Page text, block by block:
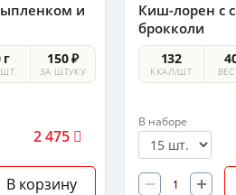
и
г 150 ₽
ЗА ШТУКУ
2 475
В корзину
Киш-лорен с
брокколи
132
ККАЛ/ШТ
В наборе